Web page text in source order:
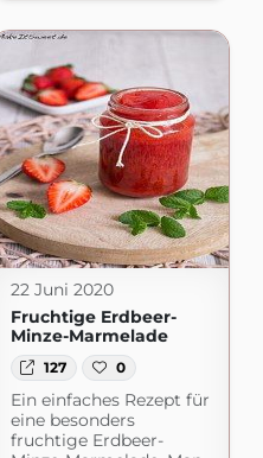
22 Juni 2020
Fruchtige Erdbeer-
Minze-Marmelade
127 0
Ein einfaches Rezept für
eine besonders
fruchtige Erdbeer-